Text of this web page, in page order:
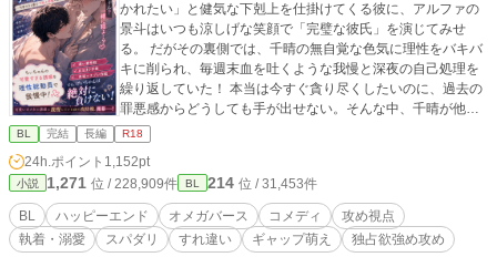
かれたい」と健気な下剋上を仕掛けてくる彼に、アルファの
景斗はいつも涼しげな笑顔で「完璧な彼氏」を演じてみせ
る。 だがその裏側では、千晴の無自覚な色気に理性をバキバ
キに削られ、毎週末血を吐くような我慢と深夜の自己処理を
繰り返していた！ 本当は今すぐ貪り尽くしたいのに、過去の
罪悪感からどうしても手が出せない。そんな中、千晴が他の
アルファに連れ去られそうになり、景斗の狂気的な独占欲が
暴発して――！？ 可愛すぎる番の誘惑を、理性総動員で耐え
抜くスパダリアルファの悶絶裏側視点、開幕！ この物語は
『溺愛アルファに抱かれたい！～オメガの勘違い下剋上～』
の景斗視点になります。
BL 完結 長編 R18
24h.ポイント 1,152pt
小説 1,271 位 / 228,909件 BL 214 位 / 31,453件
BL ハッピーエンド オメガバース コメディ
攻め視点
執着・溺愛
スパダリ すれ違い ギャップ萌え 独占欲強め攻め